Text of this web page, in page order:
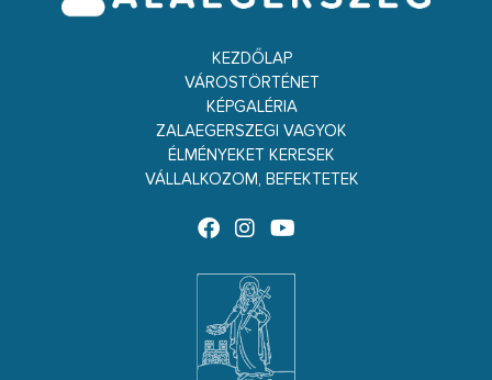
KEZDŐLAP
VÁROSTÖRTÉNET
KÉPGALÉRIA
ZALAEGERSZEGI VAGYOK
ÉLMÉNYEKET KERESEK
VÁLLALKOZOM, BEFEKTETEK